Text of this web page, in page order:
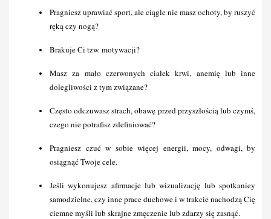
Pragniesz uprawiać sport, ale ciągle nie masz ochoty, by ruszyć
ręką czy nogą?
Brakuje Ci tzw. motywacji?
Masz za mało czerwonych ciałek krwi, anemię lub inne
dolegliwości z tym związane?
Często odczuwasz strach, obawę przed przyszłością lub czymś,
czego nie potrafisz zdefiniować?
Pragniesz czuć w sobie więcej energii, mocy, odwagi, by
osiągnąć Twoje cele.
Jeśli wykonujesz afirmacje lub wizualizację lub spotkaniey
samodzielne, czy inne prace duchowe i w trakcie nachodzą Cię
ciemne myśli lub skrajne zmęczenie lub zdarzy się zasnąć.